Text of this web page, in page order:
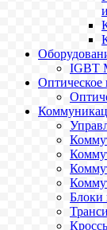
IGBT
Оптическое
Блоки